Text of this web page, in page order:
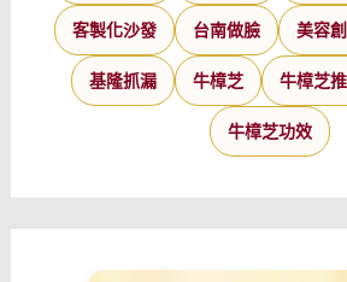
客製化沙發 台南做臉 美容
基隆抓漏 牛樟芝 牛樟芝
牛樟芝功效